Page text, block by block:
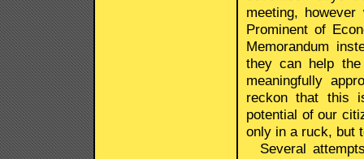
meeting,
Prominent of
Memorandum
they can help
meaningfully
reckon that this
potential of our
only in a ruck, but
Several